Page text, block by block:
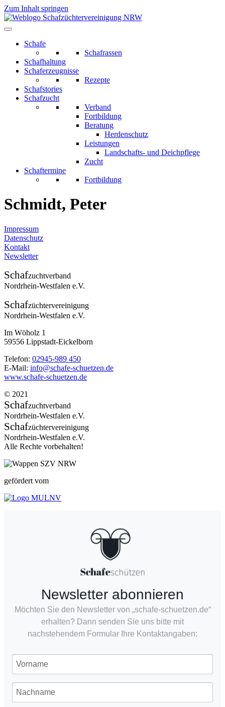
Zum Inhalt springen
Schafe
Schafrassen
Schafhaltung
Schaferzeugnisse
Rezepte
Schafstories
Schafzucht
Verband
Fortbildung
Beratung
Herdenschutz
Leistungen
Landschafts- und Deichpflege
Zucht
Schaftermine
Fortbildung
Schmidt, Peter
Impressum
Datenschutz
Kontakt
Newsletter
Schafzuchtverband
Nordrhein-Westfalen e.V.
Schafzüchtervereinigung
Nordrhein-Westfalen e.V.
Im Wöholz 1
59556 Lippstadt-Eickelborn
Telefon: 02945-989 450
E-Mail: info@schafe-schuetzen.de
www.schafe-schuetzen.de
© 2021
Schafzuchtverband
Nordrhein-Westfalen e.V.
Schafzüchtervereinigung
Nordrhein-Westfalen e.V.
Alle Rechte vorbehalten!
gefördert vom
Newsletter abonnieren
Möchten Sie den Newsletter von „schafe-schuetzen.de“
erhalten? Dann senden Sie uns bitte mit
nachstehendem Formular Ihre Kontaktangaben: